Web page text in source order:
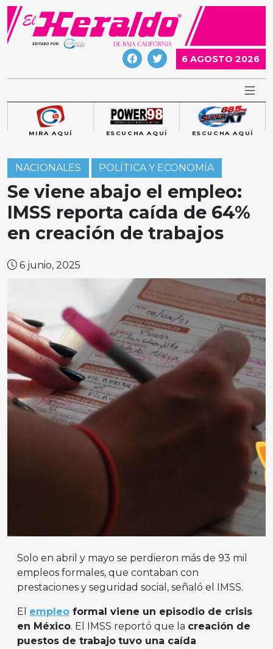
Skip
content
6 AGOSTO 2026
MIRA AQUÍ ESCUCHA AQUÍ ESCUCHA AQUÍ
NACIONALES POLÍTICA Y ECONOMÍA
Se viene abajo el empleo:
IMSS reporta caída de 64%
en creación de trabajos
6 junio, 2025
Solo en abril y mayo se perdieron más de 93 mil
empleos formales, que contaban con
prestaciones y seguridad social, señaló el IMSS.
El empleo formal viene un episodio de crisis
en México. El IMSS reportó que la creación de
puestos de trabajo tuvo una caída